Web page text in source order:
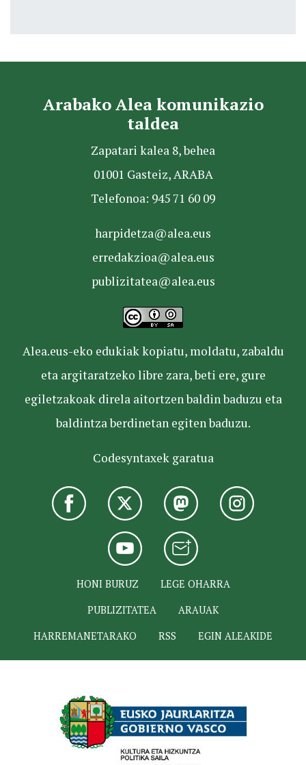
Arabako Alea komunikazio
taldea
Zapatari kalea 8, behea
01001 Gasteiz, ARABA
Telefonoa: 945 71 60 09
harpidetza@alea.eus
erredakzioa@alea.eus
publizitatea@alea.eus
Alea.eus-eko edukiak kopiatu, moldatu, zabaldu
eta argitaratzeko libre zara, beti ere, gure
egiletzakoak direla aitortzen baldin baduzu eta
baldintza berdinetan egiten baduzu.
Codesyntaxek garatua
HONI BURUZ
LEGE OHARRA
PUBLIZITATEA
ARAUAK
HARREMANETARAKO
RSS EGIN ALEAKIDE